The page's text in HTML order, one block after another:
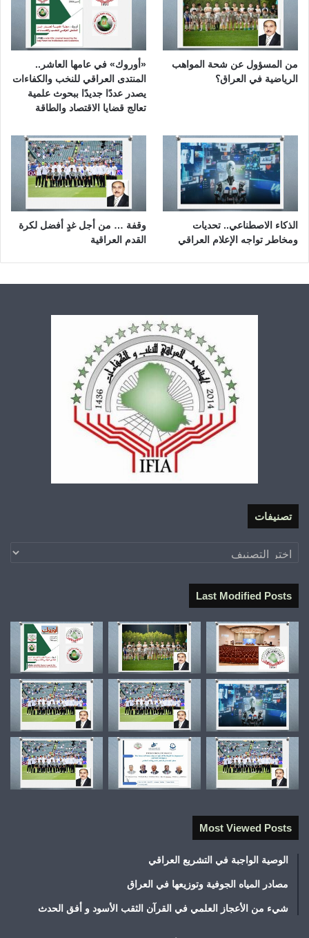
من المسؤول عن شحة المواهب
الرياضية في العراق؟
«أوروك» في عامها العاشر..
المنتدى العراقي للنخب والكفاءات
يصدر عددًا جديدًا ببحوث علمية
تعالج قضايا الاقتصاد والطاقة
الذكاء الاصطناعي.. تحديات
ومخاطر تواجه الإعلام العراقي
وقفة … من أجل غدٍ أفضل لكرة
القدم العراقية
تصنيفات
تصنيفات
Last Modified Posts
Most Viewed Posts
الوصية الواجبة في التشريع العراقي
مصادر المياه الجوفية وتوزيعها في العراق
شيء من الأعجاز العلمي في القرآن الثقب الأسود و أفق الحدث